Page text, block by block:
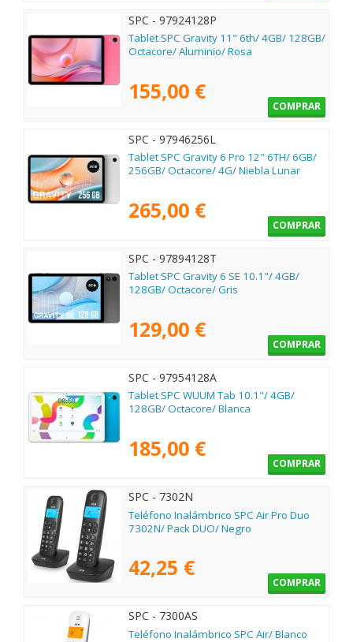
SPC - 97924128P
Tablet SPC Gravity 11" 6th/ 4GB/ 128GB/
Octacore/ Aluminio/ Rosa
155,00 €
COMPRAR
SPC - 97946256L
Tablet SPC Gravity 6 Pro 12" 6TH/ 6GB/
256GB/ Octacore/ 4G/ Niebla Lunar
265,00 €
COMPRAR
SPC - 97894128T
Tablet SPC Gravity 6 SE 10.1"/ 4GB/
128GB/ Octacore/ Gris
129,00 €
COMPRAR
SPC - 97954128A
Tablet SPC WUUM Tab 10.1"/ 4GB/
128GB/ Octacore/ Blanca
185,00 €
COMPRAR
SPC - 7302N
Teléfono Inalámbrico SPC Air Pro Duo
7302N/ Pack DUO/ Negro
42,25 €
COMPRAR
SPC - 7300AS
Teléfono Inalámbrico SPC Air/ Blanco